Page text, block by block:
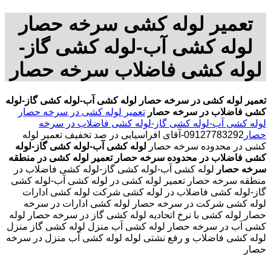
تعمیر لوله کشی سرخه حصار
لوله کشی آب-لوله کشی گاز-
لوله کشی فاضلاب سرخه حصار
تعمیر لوله کشی در سرخه حصار لوله کشی آب-لوله کشی گاز-لوله
کشی فاضلاب در سرخه حصار تعمیر لوله کشی در سرخه حصار
لوله کشی آب-لوله کشی گاز-لوله کشی فاضلاب در سرخه
حصار
09127783292-آقای افراسیابی در صد تخفیف تعمیر لوله
کشی در محدوده سرخه حصار لوله کشی آب-لوله کشی گاز-لوله
کشی فاضلاب در محدوده سرخه حصار تعمیر لوله کشی در منطقه
سرخه حصار لوله کشی آب-لوله کشی گاز-لوله کشی فاضلاب در
منطقه سرخه حصار تعمیر لوله کشی در لوله کشی آب-لوله کشی
گاز-لوله کشی فاضلاب در لوله کشی شرکت لوله کشی ادارات
لوله کشی شرکت در سرخه حصار لوله کشی ادارات در سرخه
حصار لوله کشی با نرخ اتحادیه لوله کشی گاز در سرخه حصار لوله
کشی آب در سرخه حصار لوله کشی آب منزل لوله کشی گاز منزل
لوله کشی فاضلاب و رفع نشتی لوله لوله کشی آب منزل در سرخه
حصار